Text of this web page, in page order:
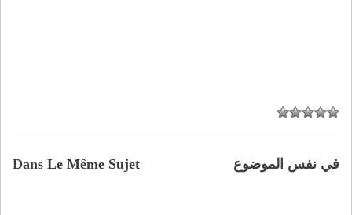
Dans Le Même Sujet في نفس الموضوع